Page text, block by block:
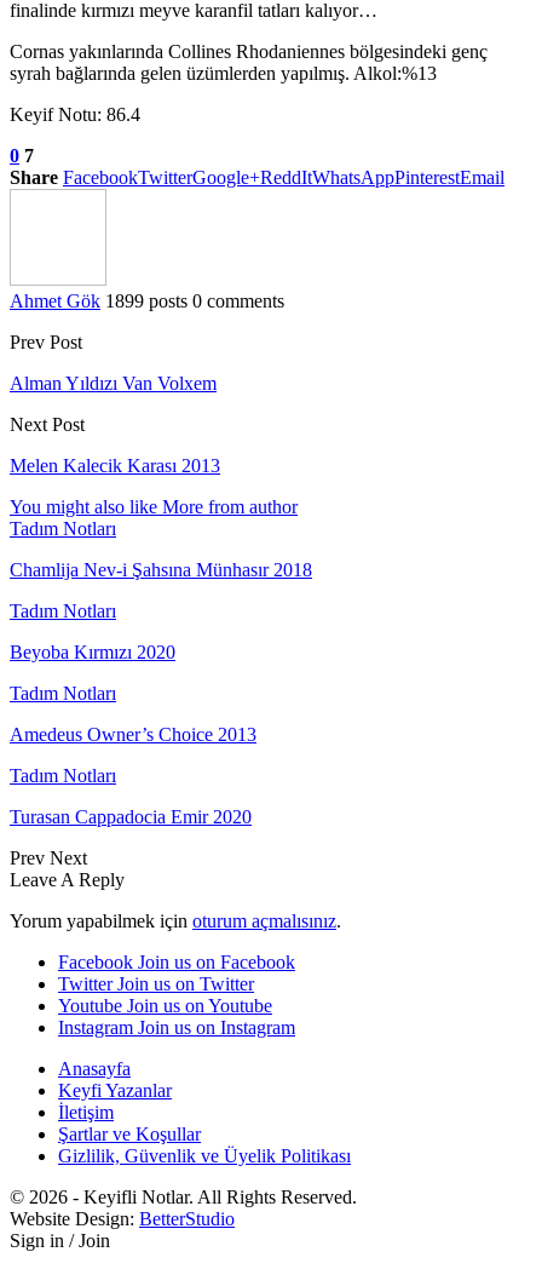
finalinde kırmızı meyve karanfil tatları kalıyor…
Cornas yakınlarında Collines Rhodaniennes bölgesindeki genç
syrah bağlarında gelen üzümlerden yapılmış. Alkol:%13
Keyif Notu: 86.4
0 7
Share FacebookTwitterGoogle+ReddItWhatsAppPinterestEmail
Ahmet Gök 1899 posts 0 comments
Prev Post
Alman Yıldızı Van Volxem
Next Post
Melen Kalecik Karası 2013
You might also like More from author
Tadım Notları
Chamlija Nev-i Şahsına Münhasır 2018
Tadım Notları
Beyoba Kırmızı 2020
Tadım Notları
Amedeus Owner’s Choice 2013
Tadım Notları
Turasan Cappadocia Emir 2020
Prev Next
Leave A Reply
Yorum yapabilmek için oturum açmalısınız.
Facebook Join us on Facebook
Twitter Join us on Twitter
Youtube Join us on Youtube
Instagram Join us on Instagram
Anasayfa
Keyfi Yazanlar
İletişim
Şartlar ve Koşullar
Gizlilik, Güvenlik ve Üyelik Politikası
© 2026 - Keyifli Notlar. All Rights Reserved.
Website Design: BetterStudio
Sign in / Join